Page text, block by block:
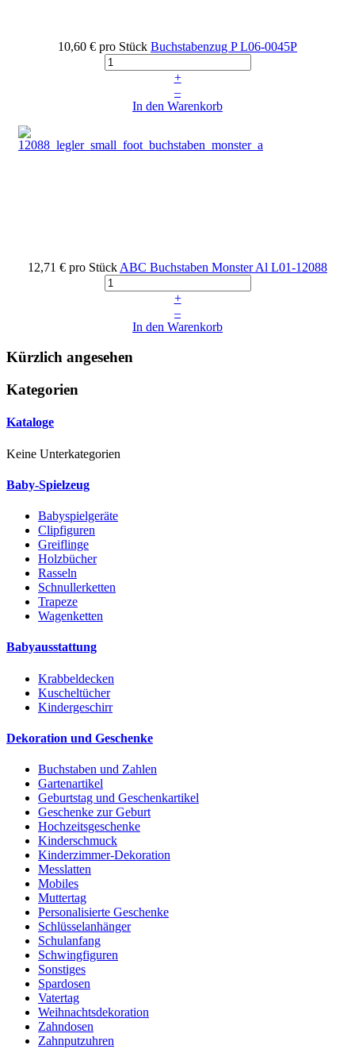
10,60 € pro Stück Buchstabenzug PL06-0045P
+
–
In den Warenkorb
12,71 € pro Stück ABC Buchstaben Monster Al L01-12088
+
–
In den Warenkorb
Kürzlich angesehen
Kategorien
Kataloge
Keine Unterkategorien
Baby-Spielzeug
Babyspielgeräte
Clipfiguren
Greiflinge
Holzbücher
Rasseln
Schnullerketten
Trapeze
Wagenketten
Babyausstattung
Krabbeldecken
Kuscheltücher
Kindergeschirr
Dekoration und Geschenke
Buchstaben und Zahlen
Gartenartikel
Geburtstag und Geschenkartikel
Geschenke zur Geburt
Hochzeitsgeschenke
Kinderschmuck
Kinderzimmer-Dekoration
Messlatten
Mobiles
Muttertag
Personalisierte Geschenke
Schlüsselanhänger
Schulanfang
Schwingfiguren
Sonstiges
Spardosen
Vatertag
Weihnachtsdekoration
Zahndosen
Zahnputzuhren